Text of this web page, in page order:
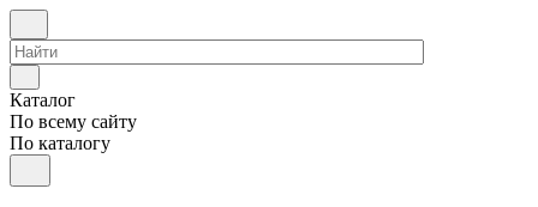
Каталог
По всему сайту
По каталогу